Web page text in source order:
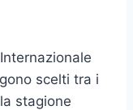
scelti tra i
stagione